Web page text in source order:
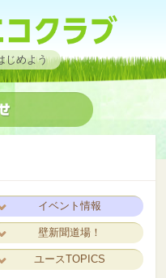
じめよう
イベント情報
壁新聞道場！
ユースTOPICS